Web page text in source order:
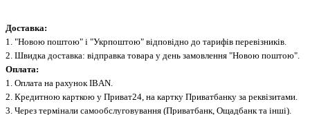
Доставка:
1. "Новою поштою" і "Укрпоштою" відповідно до тарифів перевізників.
2. Швидка доставка: відправка товара у день замовлення "Новою поштою".
Оплата:
1. Оплата на рахунок IBAN.
2. Кредитною карткою у Приват24, на картку Приватбанку за реквізитами.
3. Через термінали самообслуговування (Приватбанк, Ощадбанк та інші).